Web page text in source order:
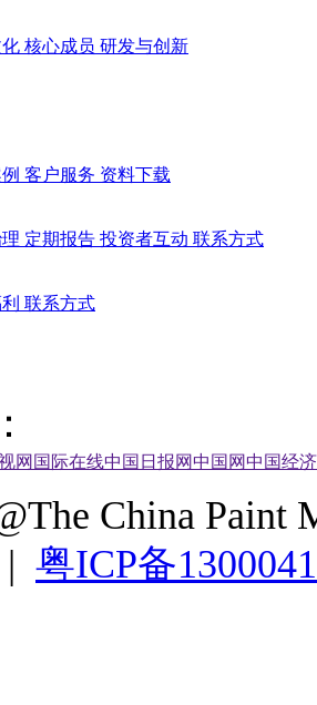
核心成员 研发与创新
客户服务 资料下载
定期报告 投资者互动 联系方式
联系方式
网 国际在线中国日报网中国网中国经
China Paint
粤ICP备